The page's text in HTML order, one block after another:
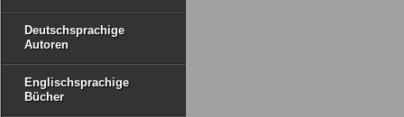
Deutschsprachige
Autoren
Englischsprachige
Bücher